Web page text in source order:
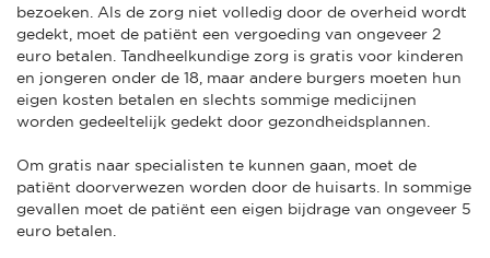
bezoeken. Als de zorg niet volledig door de overheid wordt
gedekt, moet de patiënt een vergoeding van ongeveer 2
euro betalen. Tandheelkundige zorg is gratis voor kinderen
en jongeren onder de 18, maar andere burgers moeten hun
eigen kosten betalen en slechts sommige medicijnen
worden gedeeltelijk gedekt door gezondheidsplannen.
Om gratis naar specialisten te kunnen gaan, moet de
patiënt doorverwezen worden door de huisarts. In sommige
gevallen moet de patiënt een eigen bijdrage van ongeveer 5
euro betalen.